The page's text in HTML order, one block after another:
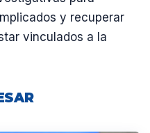
y recuperar
vinculados a la